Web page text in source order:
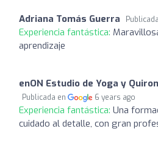
Adriana Tomás Guerra
Experiencia fantástica:
aprendizaje
enON Estudio de Yoga y
Publicada en 6 years ago
Experiencia fantástica: Una
cuidado al detalle, con gran